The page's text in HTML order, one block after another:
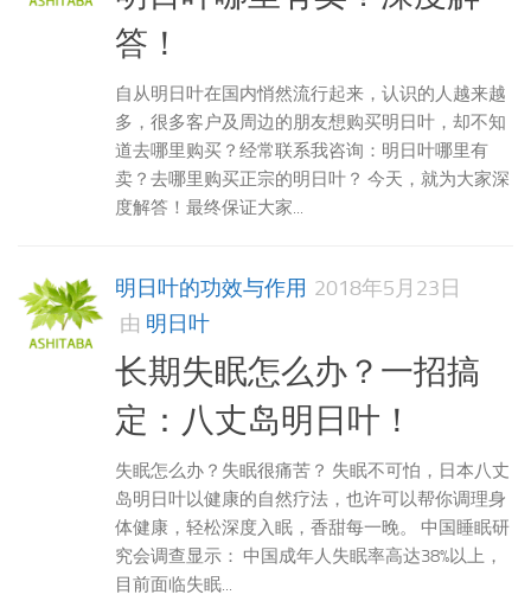
答！
自从明日叶在国内悄然流行起来，认识的人越来越
多，很多客户及周边的朋友想购买明日叶，却不知
道去哪里购买？经常联系我咨询：明日叶哪里有
卖？去哪里购买正宗的明日叶？ 今天，就为大家深
度解答！最终保证大家...
明日叶的功效与作用 2018年5月23日
由 明日叶
长期失眠怎么办？一招搞
定：八丈岛明日叶！
失眠怎么办？失眠很痛苦？ 失眠不可怕，日本八丈
岛明日叶以健康的自然疗法，也许可以帮你调理身
体健康，轻松深度入眠，香甜每一晚。 中国睡眠研
究会调查显示： 中国成年人失眠率高达38%以上，
目前面临失眠...